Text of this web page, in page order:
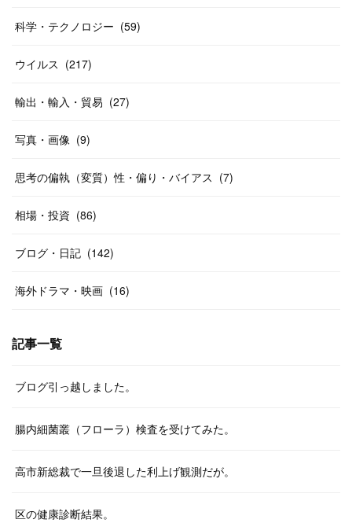
科学・テクノロジー (59)
ウイルス (217)
輸出・輸入・貿易 (27)
写真・画像 (9)
思考の偏執（変質）性・偏り・バイアス (7)
相場・投資 (86)
ブログ・日記 (142)
海外ドラマ・映画 (16)
記事一覧
ブログ引っ越しました。
腸内細菌叢（フローラ）検査を受けてみた。
高市新総裁で一旦後退した利上げ観測だが。
区の健康診断結果。